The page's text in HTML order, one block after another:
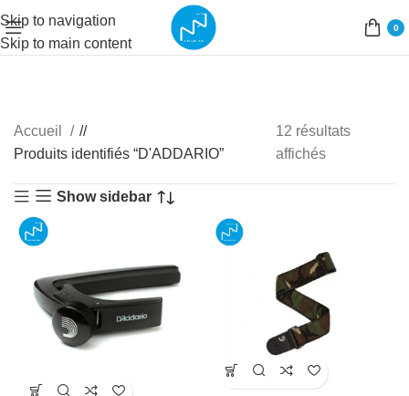
Skip to navigation
Skip to main content
0
Accueil
/
Produits identifiés “D'ADDARIO”
12 résultats
affichés
Show sidebar